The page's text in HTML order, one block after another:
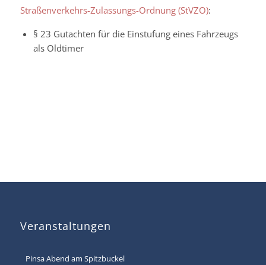
Straßenverkehrs-Zulassungs-Ordnung (StVZO):
§ 23 Gutachten für die Einstufung eines Fahrzeugs
als Oldtimer
Veranstaltungen
Pinsa Abend am Spitzbuckel